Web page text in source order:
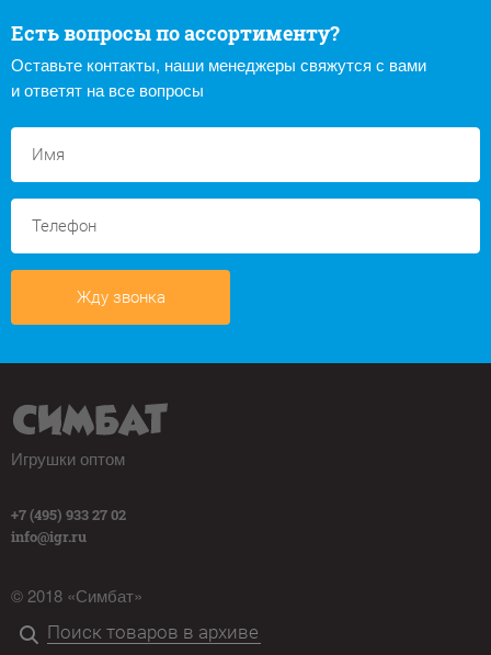
Есть вопросы по ассортименту?
Оставьте контакты, наши менеджеры свяжутся с вами
и ответят на все вопросы
Жду звонка
Игрушки оптом
+7 (495) 933 27 02
info@igr.ru
© 2018 «Симбат»